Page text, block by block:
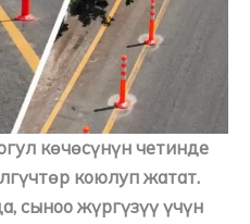
көчөсүнүн четинде
коюлуп жатат.
сыноо жүргүзүү үчүн